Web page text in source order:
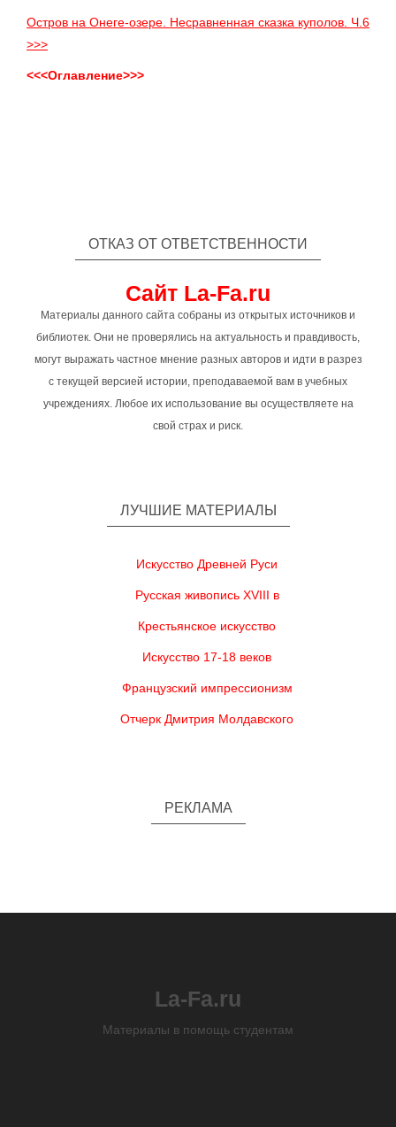
Остров на Онеге-озере. Несравненная сказка куполов. Ч.6
>>>
<<<Оглавление>>>
ОТКАЗ ОТ ОТВЕТСТВЕННОСТИ
Сайт La-Fa.ru
Материалы данного сайта собраны из открытых источников и
библиотек. Они не проверялись на актуальность и правдивость,
могут выражать частное мнение разных авторов и идти в разрез
с текущей версией истории, преподаваемой вам в учебных
учреждениях. Любое их использование вы осуществляете на
свой страх и риск.
ЛУЧШИЕ МАТЕРИАЛЫ
Искусство Древней Руси
Русская живопись XVIII в
Крестьянское искусство
Искусство 17-18 веков
Французский импрессионизм
Отчерк Дмитрия Молдавского
РЕКЛАМА
La-Fa.ru
Материалы в помощь студентам